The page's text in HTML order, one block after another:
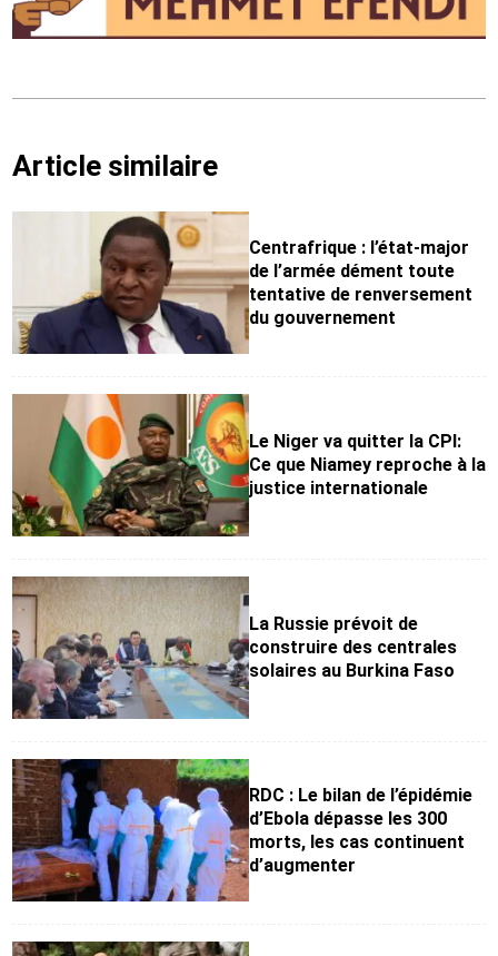
Article similaire
Centrafrique : l’état-major
de l’armée dément toute
tentative de renversement
du gouvernement
Le Niger va quitter la CPI:
Ce que Niamey reproche à la
justice internationale
La Russie prévoit de
construire des centrales
solaires au Burkina Faso
RDC : Le bilan de l’épidémie
d’Ebola dépasse les 300
morts, les cas continuent
d’augmenter